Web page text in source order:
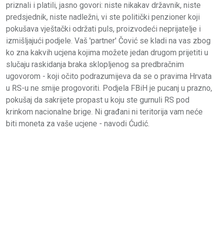
priznali i platili, jasno govori: niste nikakav državnik, niste
predsjednik, niste nadležni, vi ste politički penzioner koji
pokušava vještački održati puls, proizvodeći neprijatelje i
izmišljajući podjele. Vaš 'partner' Čović se kladi na vas zbog
ko zna kakvih ucjena kojima možete jedan drugom prijetiti u
slučaju raskidanja braka sklopljenog sa predbračnim
ugovorom - koji očito podrazumijeva da se o pravima Hrvata
u RS-u ne smije progovoriti. Podjela FBiH je pucanj u prazno,
pokušaj da sakrijete propast u koju ste gurnuli RS pod
krinkom nacionalne brige. Ni građani ni teritorija vam neće
biti moneta za vaše ucjene - navodi Ćudić.